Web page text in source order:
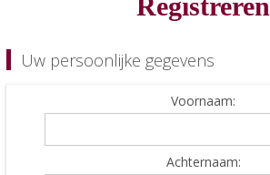
Registreren
Uw persoonlijke gegevens
Voornaam:
Achternaam: